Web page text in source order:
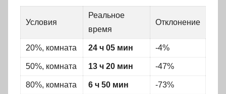
Условия
Реальное
время
Отклонение
20%, комната 24 ч 05 мин -4%
50%, комната 13 ч 20 мин -47%
80%, комната 6 ч 50 мин -73%